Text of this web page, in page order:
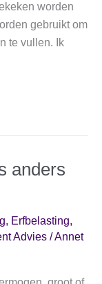
worden
gebruikt om
te vullen. Ik
anders
, Erfbelasting,
Advies /Annet